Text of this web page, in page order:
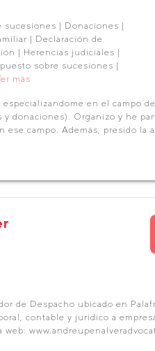
sucesiones | Donaciones |
| Declaración de
| Herencias judiciales |
sobre sucesiones |
más
especializandome en el campo
y donaciones). Organizo y he
ese campo. Además, presido la
de Despacho ubicado en
contable y juridico a